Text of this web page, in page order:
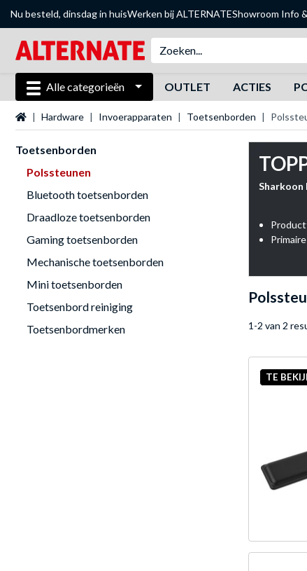
Nu besteld, dinsdag in huisWerken bij ALTERNATEShowroom Info
Alle categorieën OUTLET ACTIES
Startpagina
Hardware Invoerapparaten Toetsenborden
Toetsenborden
Polssteunen
Bluetooth toetsenborden
Draadloze toetsenborden
Gaming toetsenborden
Mechanische toetsenborden
Mini toetsenborden
Toetsenbord reiniging
Toetsenbordmerken
Sharkoon
1-2 van 2
TE